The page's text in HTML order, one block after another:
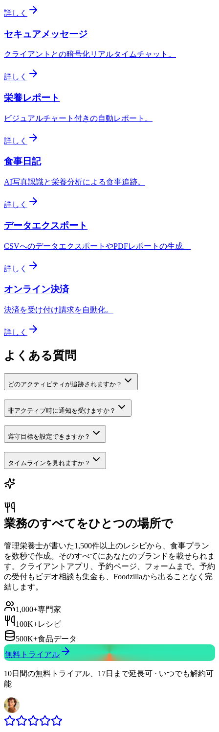
詳しく
セキュアメッセージ
クライアントとの暗号化リアルタイムチャット。
詳しく
栄養レポート
ビジュアルチャート付きの自動レポート。
詳しく
食事日記
AI写真認識と栄養分析による食事追跡。
詳しく
データエクスポート
CSVへのデータエクスポートやPDFレポートの生成。
詳しく
オンライン決済
決済を受け付け請求を自動化。
詳しく
よくある質問
どのアクティビティが追跡されますか？
非アクティブ時に通知を受けますか？
遵守目標を設定できますか？
タイムラインを見れますか？
業務のすべてをひとつの場所で
管理栄養士が書いた1,500件以上のレシピから、食事プラン
を数秒で作成。そのすべてにあなたのブランドを載せられま
す。クライアントアプリ、予約ページ、フォームまで。予約
の受付もビデオ相談も集金も、Foodzillaから出ることなく完
結します。
1,000+専門家
100K+レシピ
500K+食品データ
無料トライアル
10日間の無料トライアル、17日まで延長可 · いつでも解約可
能